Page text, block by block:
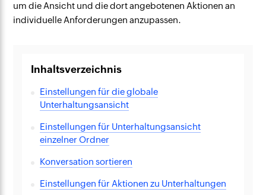
um die Ansicht und die dort angebotenen Aktionen an
individuelle Anforderungen anzupassen.
Inhaltsverzeichnis
Einstellungen für die globale
Unterhaltungsansicht
Einstellungen für Unterhaltungsansicht
einzelner Ordner
Konversation sortieren
Einstellungen für Aktionen zu Unterhaltungen